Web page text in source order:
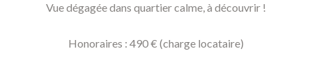
Vue dégagée dans quartier calme, à découvrir !
Honoraires : 490 € (charge locataire)